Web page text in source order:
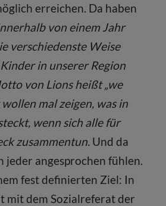
erreichen. Da haben
von einem Jahr
verschiedenste Weise
in unserer Region
von Lions heißt „we
mal zeigen, was in
wenn sich alle für
zusammentun. Und da
jeder angesprochen fühlen.
fest definierten Ziel: In
mit dem Sozialreferat der